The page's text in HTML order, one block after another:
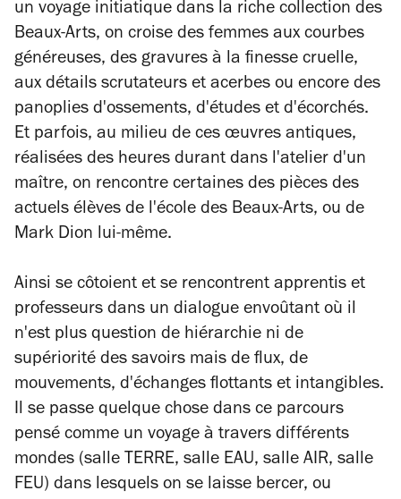
un voyage initiatique dans la riche collection des
Beaux-Arts, on croise des femmes aux courbes
généreuses, des gravures à la finesse cruelle,
aux détails scrutateurs et acerbes ou encore des
panoplies d'ossements, d'études et d'écorchés.
Et parfois, au milieu de ces œuvres antiques,
réalisées des heures durant dans l'atelier d'un
maître, on rencontre certaines des pièces des
actuels élèves de l'école des Beaux-Arts, ou de
Mark Dion lui-même.
Ainsi se côtoient et se rencontrent apprentis et
professeurs dans un dialogue envoûtant où il
n'est plus question de hiérarchie ni de
supériorité des savoirs mais de flux, de
mouvements, d'échanges flottants et intangibles.
Il se passe quelque chose dans ce parcours
pensé comme un voyage à travers différents
mondes (salle TERRE, salle EAU, salle AIR, salle
FEU) dans lesquels on se laisse bercer, ou